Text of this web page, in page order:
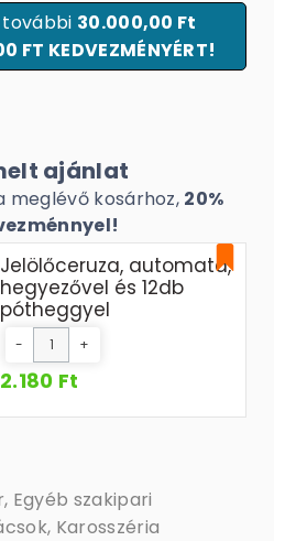
30.000,00 Ft
FT KEDVEZMÉNYÉRT!
ajánlat
meglévő kosárhoz, 20%
Jelölőceruza, automata,
hegyezővel és 12db
pótheggyel
- +
2.180 Ft
, Egyéb szakipari
, Karosszéria